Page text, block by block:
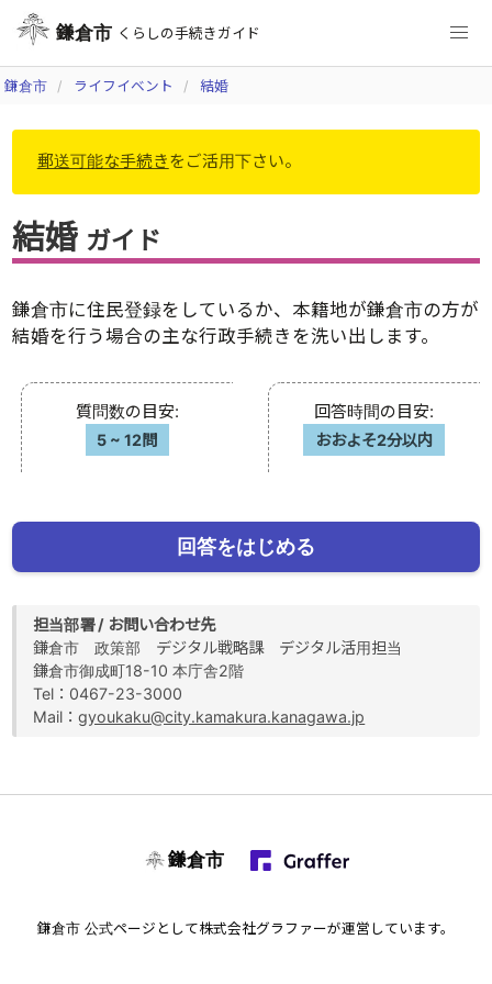
鎌倉市 くらしの手続きガイド
鎌倉市 ライフイベント 結婚
郵送可能な手続きをご活用下さい。
結婚 ガイド
鎌倉市に住民登録をしているか、本籍地が鎌倉市の方が
結婚を行う場合の主な行政手続きを洗い出します。
質問数の目安:
5 ~12問
回答時間の目安:
おおよそ2分以内
回答をはじめる
担当部署 / お問い合わせ先
鎌倉市 政策部 デジタル戦略課 デジタル活用担当
鎌倉市御成町18-10 本庁舎2階
Tel：0467-23-3000
Mail：gyoukaku@city.kamakura.kanagawa.jp
鎌倉市
鎌倉市 公式ページとして株式会社グラファーが運営しています。